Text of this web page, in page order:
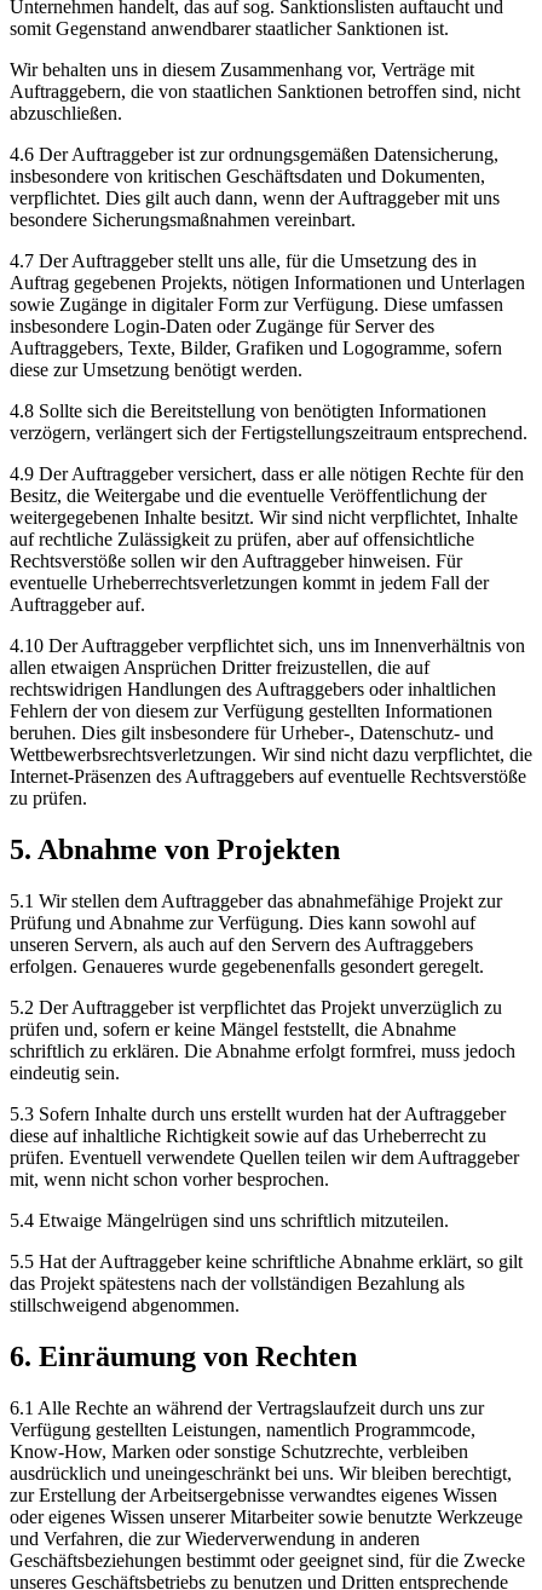
Unternehmen handelt, das auf sog. Sanktionslisten auftaucht und
somit Gegenstand anwendbarer staatlicher Sanktionen ist.
Wir behalten uns in diesem Zusammenhang vor, Verträge mit
Auftraggebern, die von staatlichen Sanktionen betroffen sind, nicht
abzuschließen.
4.6 Der Auftraggeber ist zur ordnungsgemäßen Datensicherung,
insbesondere von kritischen Geschäftsdaten und Dokumenten,
verpflichtet. Dies gilt auch dann, wenn der Auftraggeber mit uns
besondere Sicherungsmaßnahmen vereinbart.
4.7 Der Auftraggeber stellt uns alle, für die Umsetzung des in
Auftrag gegebenen Projekts, nötigen Informationen und Unterlagen
sowie Zugänge in digitaler Form zur Verfügung. Diese umfassen
insbesondere Login-Daten oder Zugänge für Server des
Auftraggebers, Texte, Bilder, Grafiken und Logogramme, sofern
diese zur Umsetzung benötigt werden.
4.8 Sollte sich die Bereitstellung von benötigten Informationen
verzögern, verlängert sich der Fertigstellungszeitraum entsprechend.
4.9 Der Auftraggeber versichert, dass er alle nötigen Rechte für den
Besitz, die Weitergabe und die eventuelle Veröffentlichung der
weitergegebenen Inhalte besitzt. Wir sind nicht verpflichtet, Inhalte
auf rechtliche Zulässigkeit zu prüfen, aber auf offensichtliche
Rechtsverstöße sollen wir den Auftraggeber hinweisen. Für
eventuelle Urheberrechtsverletzungen kommt in jedem Fall der
Auftraggeber auf.
4.10 Der Auftraggeber verpflichtet sich, uns im Innenverhältnis von
allen etwaigen Ansprüchen Dritter freizustellen, die auf
rechtswidrigen Handlungen des Auftraggebers oder inhaltlichen
Fehlern der von diesem zur Verfügung gestellten Informationen
beruhen. Dies gilt insbesondere für Urheber-, Datenschutz- und
Wettbewerbsrechtsverletzungen. Wir sind nicht dazu verpflichtet, die
Internet-Präsenzen des Auftraggebers auf eventuelle Rechtsverstöße
zu prüfen.
5. Abnahme von Projekten
5.1 Wir stellen dem Auftraggeber das abnahmefähige Projekt zur
Prüfung und Abnahme zur Verfügung. Dies kann sowohl auf
unseren Servern, als auch auf den Servern des Auftraggebers
erfolgen. Genaueres wurde gegebenenfalls gesondert geregelt.
5.2 Der Auftraggeber ist verpflichtet das Projekt unverzüglich zu
prüfen und, sofern er keine Mängel feststellt, die Abnahme
schriftlich zu erklären. Die Abnahme erfolgt formfrei, muss jedoch
eindeutig sein.
5.3 Sofern Inhalte durch uns erstellt wurden hat der Auftraggeber
diese auf inhaltliche Richtigkeit sowie auf das Urheberrecht zu
prüfen. Eventuell verwendete Quellen teilen wir dem Auftraggeber
mit, wenn nicht schon vorher besprochen.
5.4 Etwaige Mängelrügen sind uns schriftlich mitzuteilen.
5.5 Hat der Auftraggeber keine schriftliche Abnahme erklärt, so gilt
das Projekt spätestens nach der vollständigen Bezahlung als
stillschweigend abgenommen.
6. Einräumung von Rechten
6.1 Alle Rechte an während der Vertragslaufzeit durch uns zur
Verfügung gestellten Leistungen, namentlich Programmcode,
Know-How, Marken oder sonstige Schutzrechte, verbleiben
ausdrücklich und uneingeschränkt bei uns. Wir bleiben berechtigt,
zur Erstellung der Arbeitsergebnisse verwandtes eigenes Wissen
oder eigenes Wissen unserer Mitarbeiter sowie benutzte Werkzeuge
und Verfahren, die zur Wiederverwendung in anderen
Geschäftsbeziehungen bestimmt oder geeignet sind, für die Zwecke
unseres Geschäftsbetriebs zu benutzen und Dritten entsprechende